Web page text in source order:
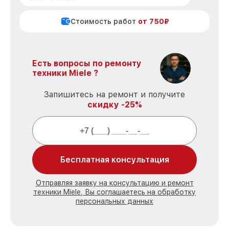
Стоимость работ от 750₽
Есть вопросы по ремонту
техники Miele ?
Запишитесь на ремонт и получите
скидку -25%
Бесплатная консультация
Отправляя заявку на консультацию и ремонт
техники Miele, Вы соглашаетесь на обработку
персональных данных